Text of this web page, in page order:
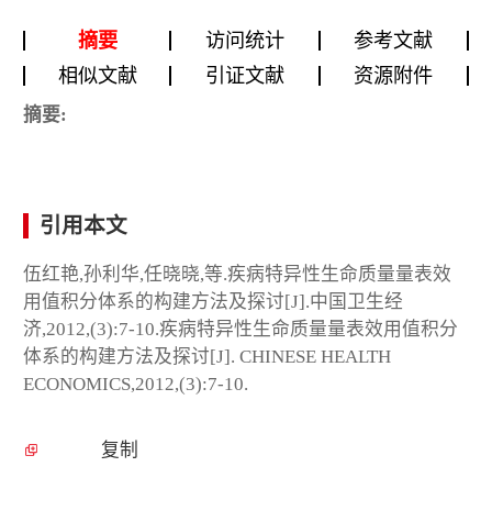
摘要 访问统计
参考文献
相似文献
引证文献 资源附件
摘要:
引用本文
伍红艳,孙利华,任晓晓,等.疾病特异性生命质量量表效
用值积分体系的构建方法及探讨[J].中国卫生经
济,2012,(3):7-10.疾病特异性生命质量量表效用值积分
体系的构建方法及探讨[J]. CHINESE HEALTH
ECONOMICS,2012,(3):7-10.
复制